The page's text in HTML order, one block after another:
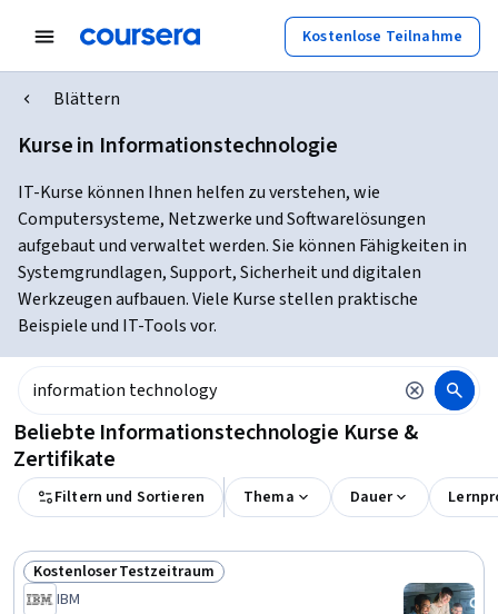
Kostenlose Teilnahme
Blättern
Kurse in Informationstechnologie
IT-Kurse können Ihnen helfen zu verstehen, wie
Computersysteme, Netzwerke und Softwarelösungen
aufgebaut und verwaltet werden. Sie können Fähigkeiten in
Systemgrundlagen, Support, Sicherheit und digitalen
Werkzeugen aufbauen. Viele Kurse stellen praktische
Beispiele und IT-Tools vor.
Beliebte Informationstechnologie Kurse &
Zertifikate
Filtern und Sortieren Thema Dauer
Status: Kostenloser Testzeitraum
Kostenloser Testzeitraum
IBM